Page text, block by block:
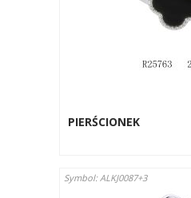
PIERŚCIONEK
Symbol: ALKJ0087+3